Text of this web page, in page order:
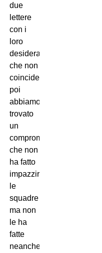
due
lettere
con i
loro
desiderata
che non
coincidevano,
poi
abbiamo
trovato
un
compromesso
che non
ha fatto
impazzire
le
squadre
ma non
le ha
fatte
neanche